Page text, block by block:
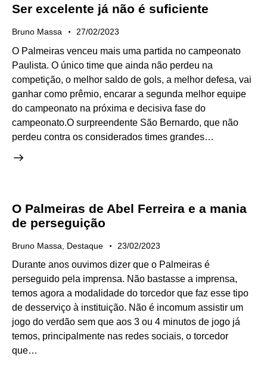
Ser excelente já não é suficiente
Bruno Massa 27/02/2023
O Palmeiras venceu mais uma partida no campeonato
Paulista. O único time que ainda não perdeu na
competição, o melhor saldo de gols, a melhor defesa, vai
ganhar como prêmio, encarar a segunda melhor equipe
do campeonato na próxima e decisiva fase do
campeonato.O surpreendente São Bernardo, que não
perdeu contra os considerados times grandes…
O Palmeiras de Abel Ferreira e a mania
de perseguição
Bruno Massa Destaque 23/02/2023
Durante anos ouvimos dizer que o Palmeiras é
perseguido pela imprensa. Não bastasse a imprensa,
temos agora a modalidade do torcedor que faz esse tipo
de desserviço à instituição. Não é incomum assistir um
jogo do verdão sem que aos 3 ou 4 minutos de jogo já
temos, principalmente nas redes sociais, o torcedor
que…